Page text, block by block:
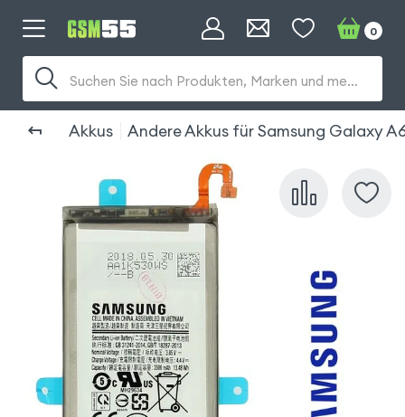
Suchen Sie nach Produkten, Marken und mehr...
0
Akkus Andere Akkus für Samsung Galaxy